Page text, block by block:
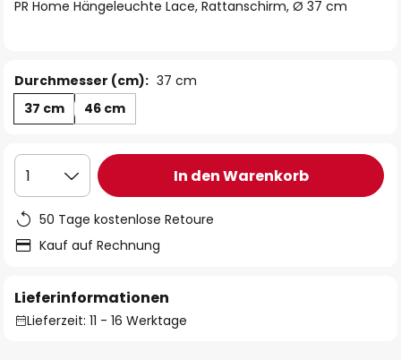
PR Home Hängeleuchte Lace, Rattanschirm, Ø 37 cm
Durchmesser (cm): 37 cm
37 cm
46 cm
1 In den Warenkorb
50 Tage kostenlose Retoure
Kauf auf Rechnung
Lieferinformationen
Lieferzeit: 11 - 16 Werktage